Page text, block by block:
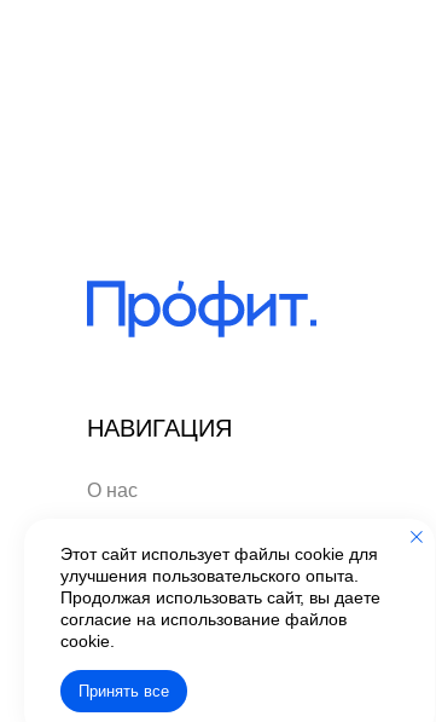
Этот сайт использует файлы cookie для
улучшения пользовательского опыта.
Продолжая использовать сайт, вы даете
согласие на использование файлов
cookie.
Принять все
НАВИГАЦИЯ
О нас
управления НФ
Кейсы
Стать партнером
Политика обработки данных